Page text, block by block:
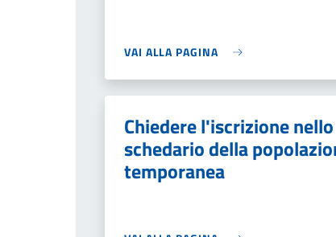
VAI ALLA PAGINA
Chiedere l'iscrizione nello
schedario della
temporanea